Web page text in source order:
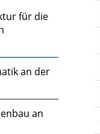
für die
an der
an